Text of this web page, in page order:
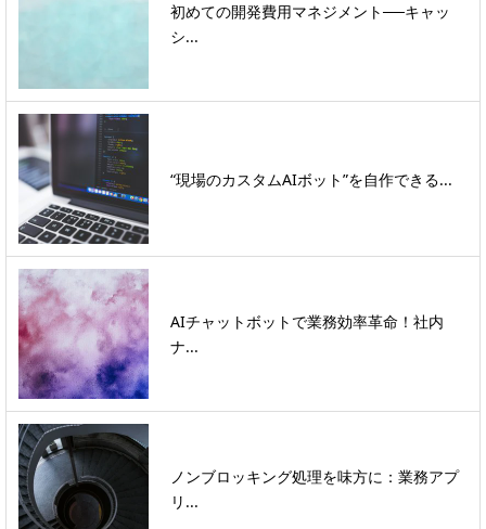
初めての開発費用マネジメント──キャッ
シ...
“現場のカスタムAIボット”を自作できる...
AIチャットボットで業務効率革命！社内
ナ...
ノンブロッキング処理を味方に：業務アプ
リ...